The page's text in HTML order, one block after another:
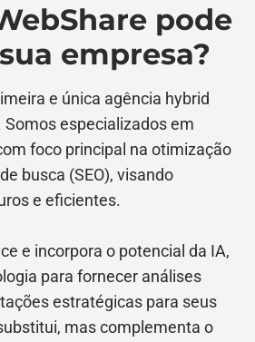
pode
empresa?
e única agência hybrid
Somos especializados em
foco principal na otimização
busca (SEO), visando
e eficientes.
e incorpora o potencial da IA,
para fornecer análises
estratégicas para seus
mas complementa o